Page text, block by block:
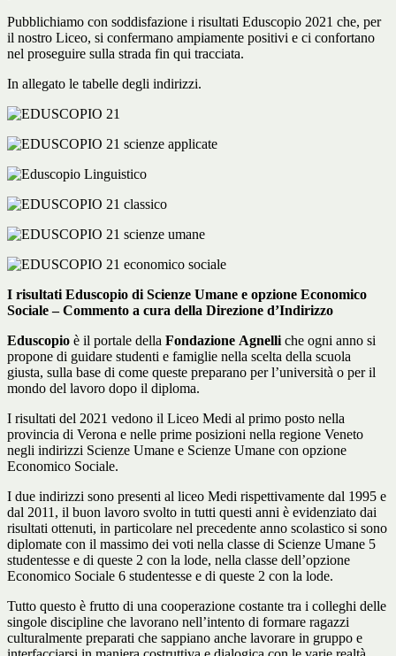
Pubblichiamo con soddisfazione i risultati Eduscopio 2021 che, per
il nostro Liceo, si confermano ampiamente positivi e ci confortano
nel proseguire sulla strada fin qui tracciata.
In allegato le tabelle degli indirizzi.
I risultati Eduscopio di Scienze Umane e opzione Economico
Sociale – Commento a cura della Direzione d’Indirizzo
Eduscopio è il portale della Fondazione Agnelli che ogni anno si
propone di guidare studenti e famiglie nella scelta della scuola
giusta, sulla base di come queste preparano per l’università o per il
mondo del lavoro dopo il diploma.
I risultati del 2021 vedono il Liceo Medi al primo posto nella
provincia di Verona e nelle prime posizioni nella regione Veneto
negli indirizzi Scienze Umane e Scienze Umane con opzione
Economico Sociale.
I due indirizzi sono presenti al liceo Medi rispettivamente dal 1995 e
dal 2011, il buon lavoro svolto in tutti questi anni è evidenziato dai
risultati ottenuti, in particolare nel precedente anno scolastico si sono
diplomate con il massimo dei voti nella classe di Scienze Umane 5
studentesse e di queste 2 con la lode, nella classe dell’opzione
Economico Sociale 6 studentesse e di queste 2 con la lode.
Tutto questo è frutto di una cooperazione costante tra i colleghi delle
singole discipline che lavorano nell’intento di formare ragazzi
culturalmente preparati che sappiano anche lavorare in gruppo e